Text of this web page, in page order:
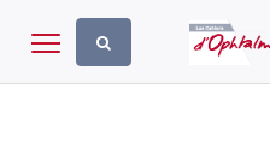
Toggle navigation
Panneau de gestion des cookies